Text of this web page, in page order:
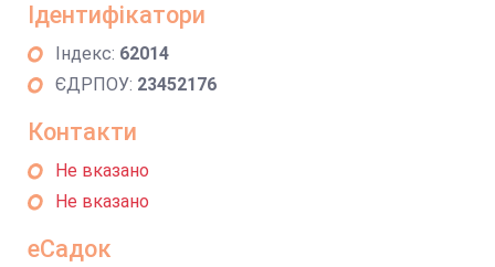
Ідентифікатори
Індекс: 62014
ЄДРПОУ: 23452176
Контакти
Не вказано
Не вказано
еСадок